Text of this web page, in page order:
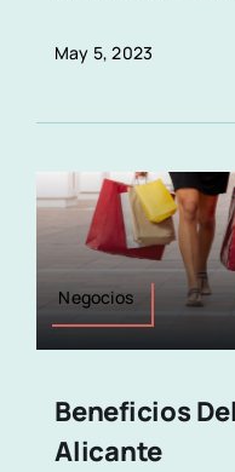
May 5, 2023
Negocios
Beneficios
Alicante